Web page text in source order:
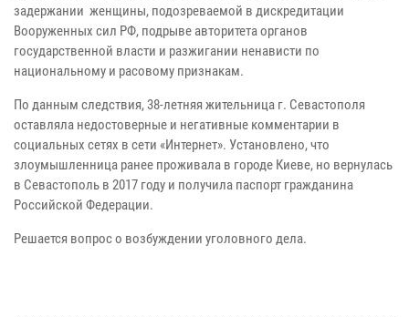
задержании женщины, подозреваемой в дискредитации
Вооруженных сил РФ, подрыве авторитета органов
государственной власти и разжигании ненависти по
национальному и расовому признакам.
По данным следствия, 38-летняя жительница г. Севастополя
оставляла недостоверные и негативные комментарии в
социальных сетях в сети «Интернет». Установлено, что
злоумышленница ранее проживала в городе Киеве, но вернулась
в Севастополь в 2017 году и получила паспорт гражданина
Российской Федерации.
Решается вопрос о возбуждении уголовного дела.